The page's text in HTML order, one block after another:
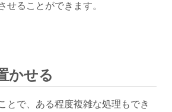
せることができます。
かせる
とで、ある程度複雑な処理もでき